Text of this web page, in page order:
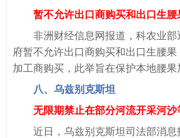
暂不允许出口商购买和出口生腰
非洲财经信息网报道，科农业
府暂不允许出口商购买和出口生腰
加工商购买，此举旨在保护本地腰果
八、乌兹别克斯坦
无限期禁止在部分河流开采河沙
近日，乌兹别克斯坦司法部消